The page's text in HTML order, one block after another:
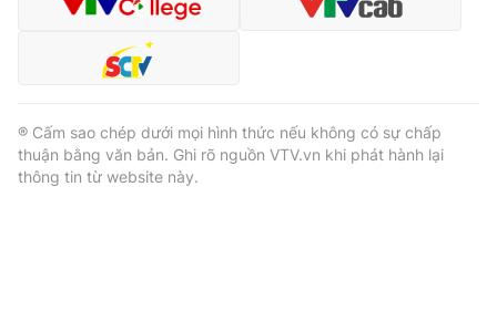
® Cấm sao chép dưới mọi hình thức nếu không có sự chấp
thuận bằng văn bản. Ghi rõ nguồn VTV.vn khi phát hành lại
thông tin từ website này.